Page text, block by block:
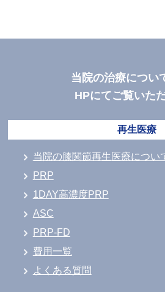
当院の治療につい
HPにてご覧いた
再生医療
当院の膝関節再生医療につい
PRP
1DAY高濃度PRP
ASC
PRP-FD
費用一覧
よくある質問